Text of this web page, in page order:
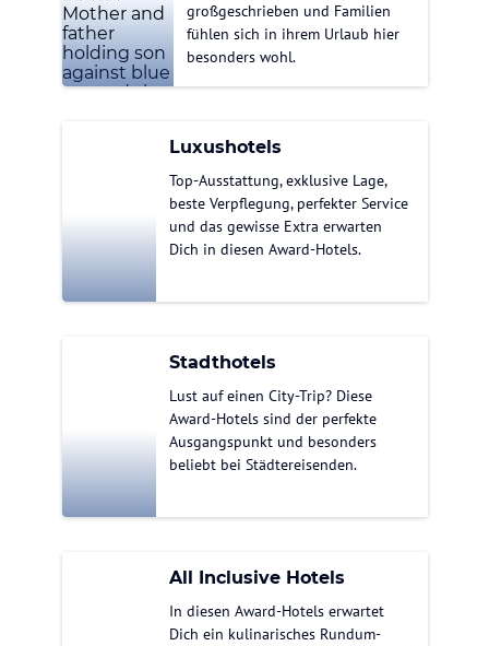
großgeschrieben und Familien
fühlen sich in ihrem Urlaub hier
besonders wohl.
Luxushotels
Top-Ausstattung, exklusive Lage,
beste Verpflegung, perfekter Service
und das gewisse Extra erwarten
Dich in diesen Award-Hotels.
Stadthotels
Lust auf einen City-Trip? Diese
Award-Hotels sind der perfekte
Ausgangspunkt und besonders
beliebt bei Städtereisenden.
All Inclusive Hotels
In diesen Award-Hotels erwartet
Dich ein kulinarisches Rundum-